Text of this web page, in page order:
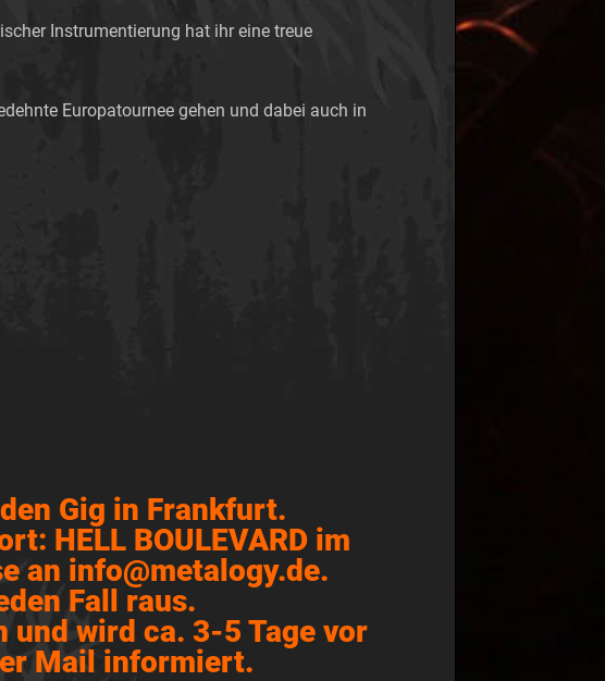
Instrumentierung hat ihr eine treue
Europatournee gehen und dabei auch in
Gig in Frankfurt.
HELL BOULEVARD im
an info@metalogy.de.
Fall raus.
und wird ca. 3-5 Tage vor
Mail informiert.